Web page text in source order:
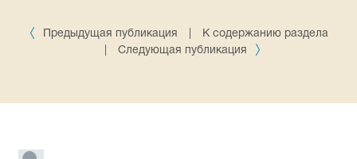
Предыдущая публикация
К содержанию раздела
Следующая публикация